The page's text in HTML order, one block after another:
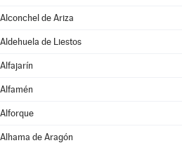
Alconchel de Ariza
Aldehuela de Liestos
Alfajarín
Alfamén
Alforque
Alhama de Aragón